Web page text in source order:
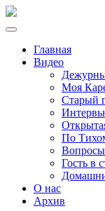
Главная
Видео
Моя
Старый
По
Гость в
О нас
Архив